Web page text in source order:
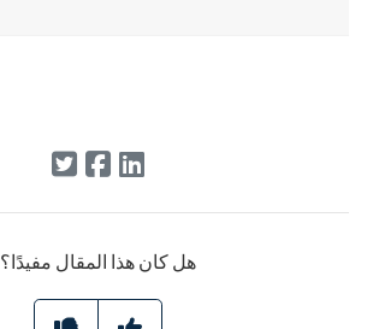
هل كان هذا المقال مفيدًا؟